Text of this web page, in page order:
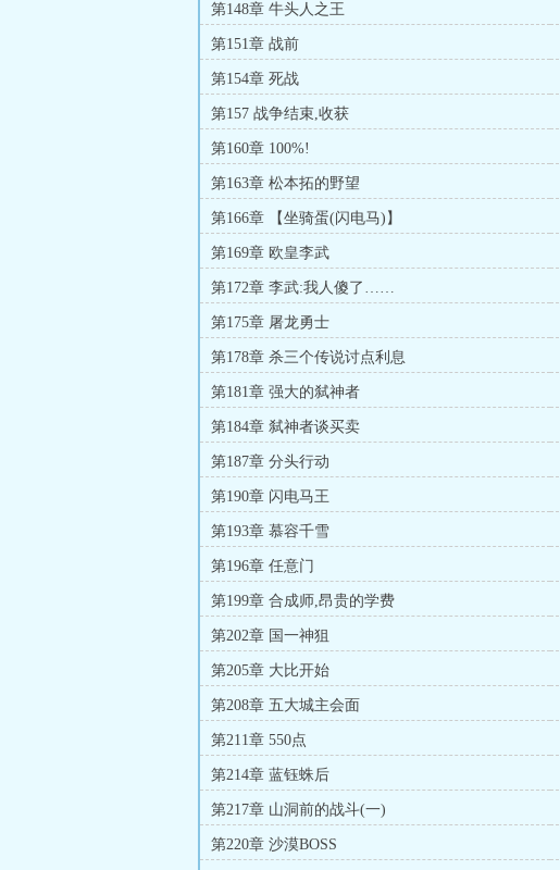
第148章 牛头人之王
第151章 战前
第154章 死战
第157 战争结束,收获
第160章 100%!
第163章 松本拓的野望
第166章 【坐骑蛋(闪电马)】
第169章 欧皇李武
第172章 李武:我人傻了……
第175章 屠龙勇士
第178章 杀三个传说讨点利息
第181章 强大的弑神者
第184章 弑神者谈买卖
第187章 分头行动
第190章 闪电马王
第193章 慕容千雪
第196章 任意门
第199章 合成师,昂贵的学费
第202章 国一神狙
第205章 大比开始
第208章 五大城主会面
第211章 550点
第214章 蓝钰蛛后
第217章 山洞前的战斗(一)
第220章 沙漠BOSS